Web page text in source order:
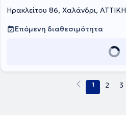
Ηρακλείτου 86, Χαλάνδρι, ΑΤΤΙΚΗ
Επόμενη διαθεσιμότητα
1 2 3